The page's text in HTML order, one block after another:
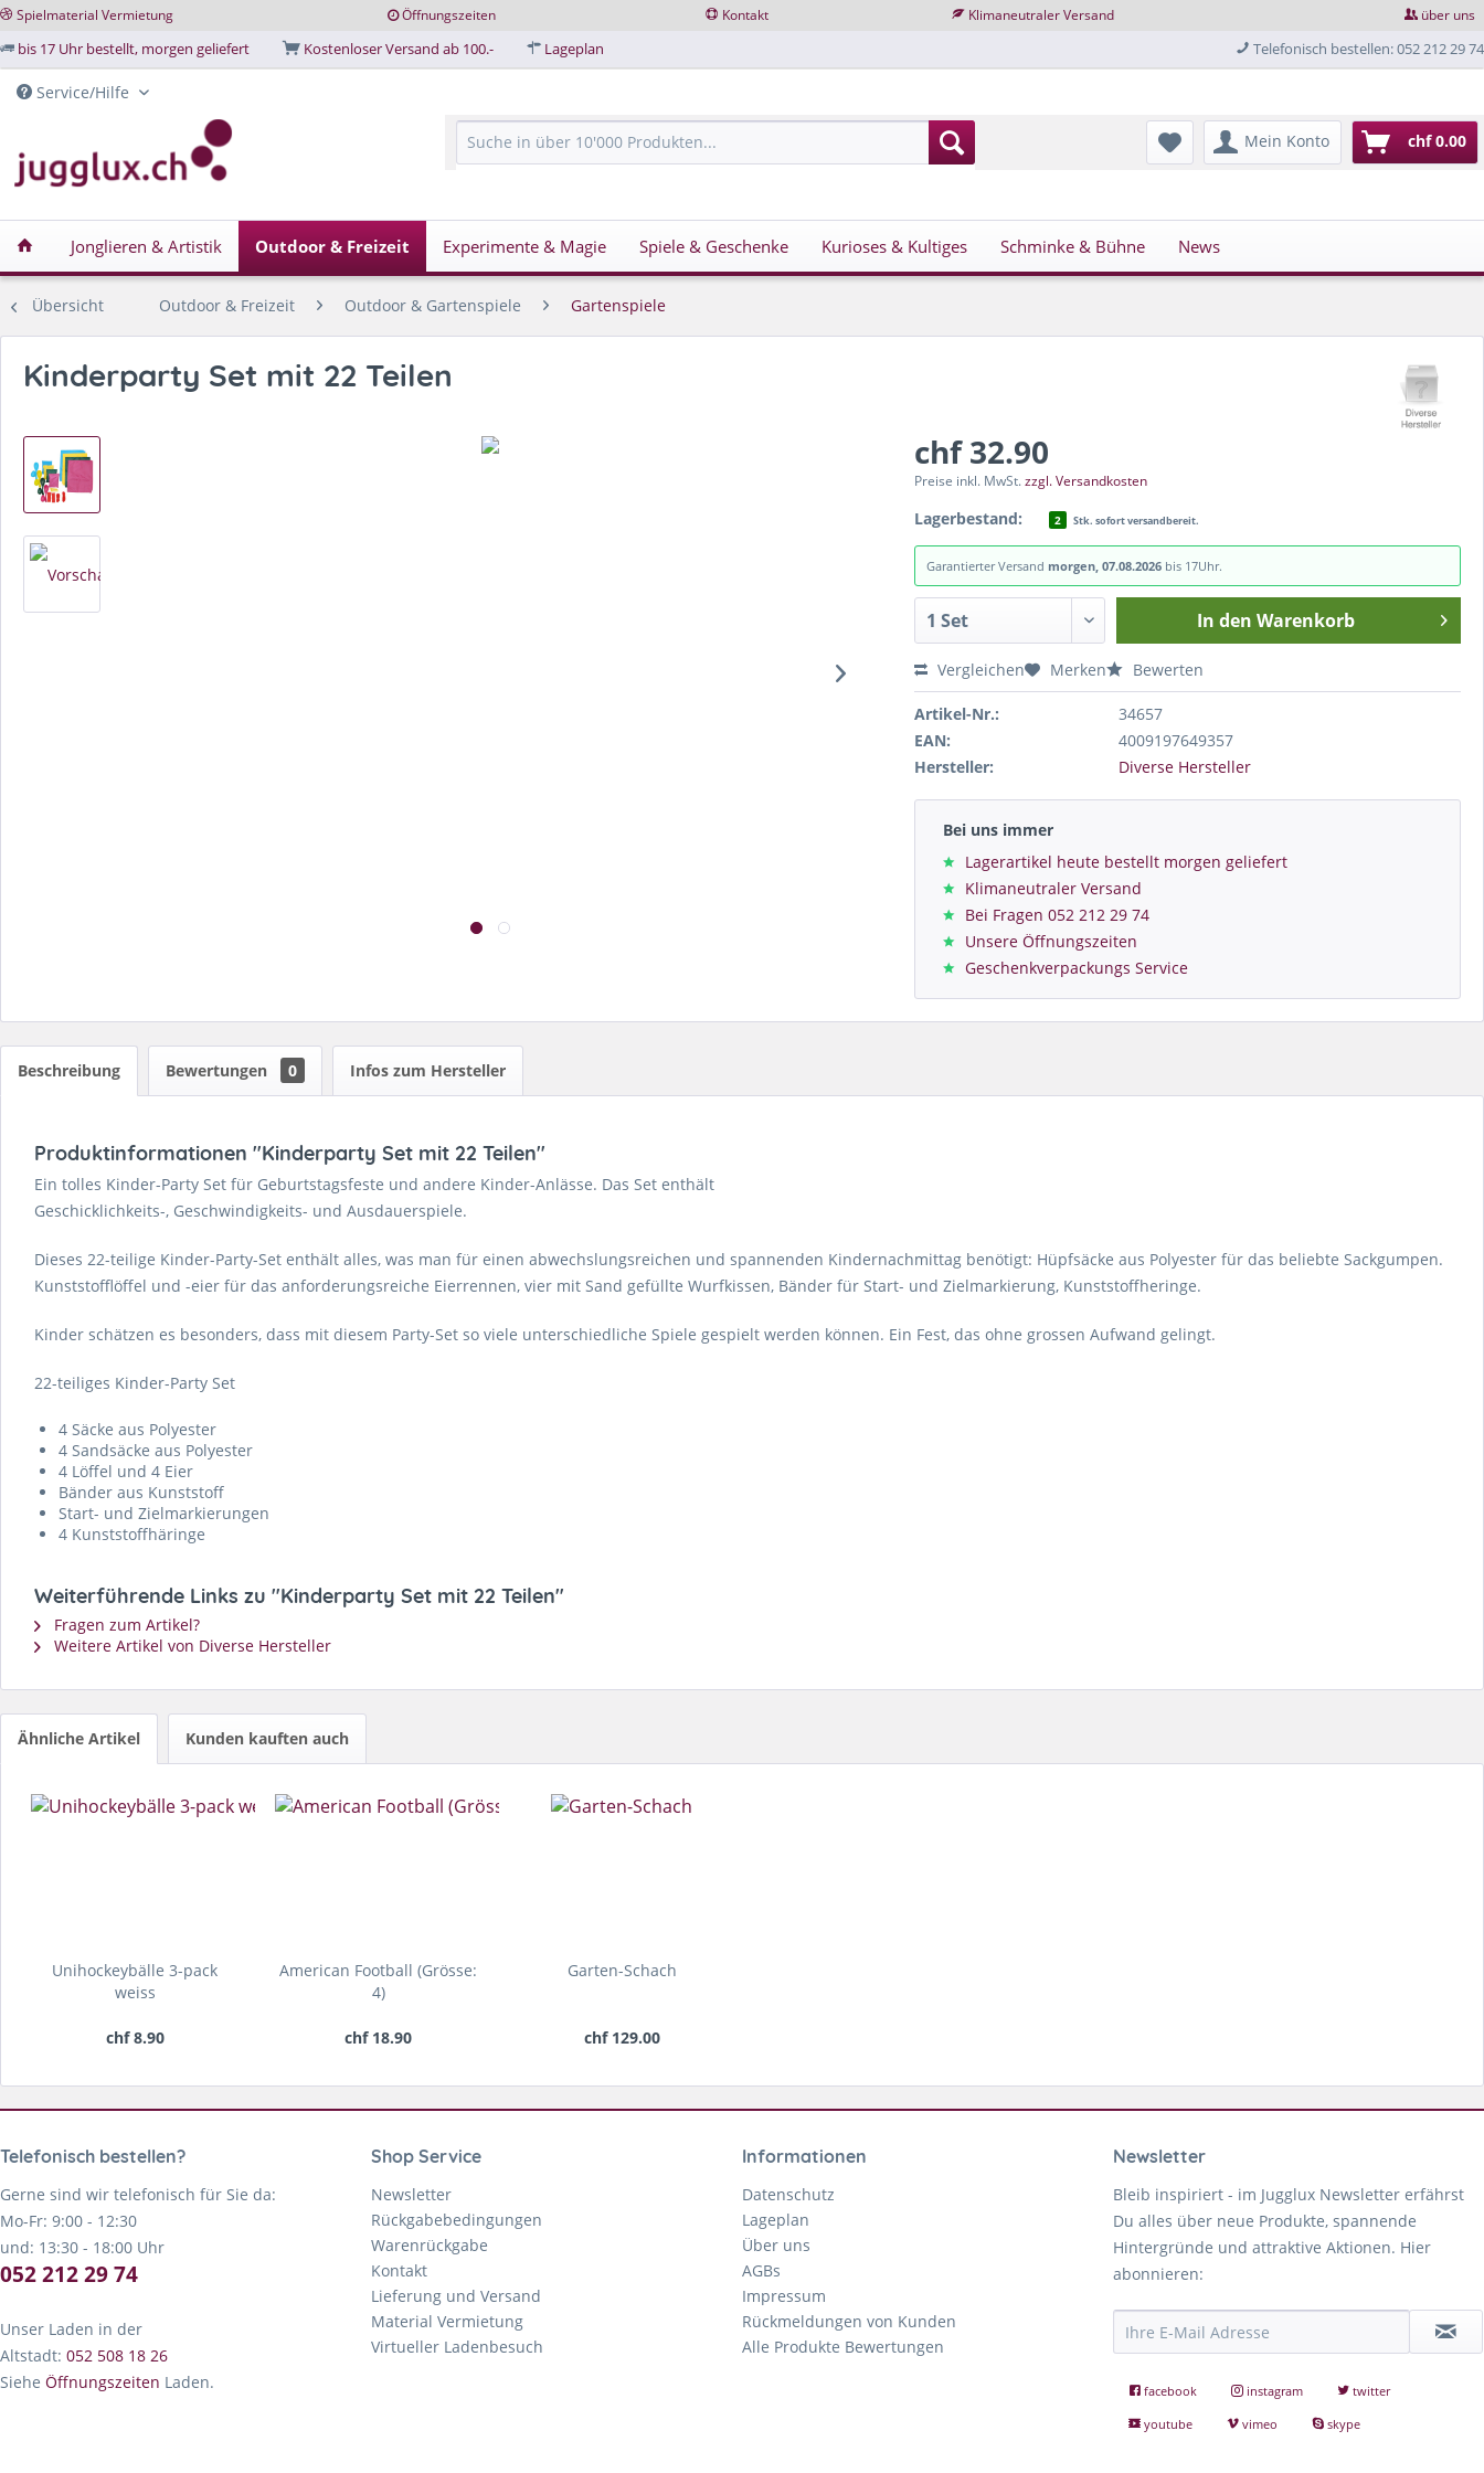
Spielmaterial Vermietung Öffnungszeiten Kontakt Klimaneutraler Versand über uns
bis 17 Uhr bestellt, morgen geliefert Kostenloser Versand ab 100.- Lageplan Telefonisch bestellen: 052 212 29 74
Service/Hilfe
Mein Konto chf 0.00
Jonglieren & Artistik Outdoor & Freizeit Experimente & Magie Spiele & Geschenke Kurioses & Kultiges Schminke & Bühne News
Übersicht Outdoor & Freizeit Outdoor & Gartenspiele Gartenspiele
Kinderparty Set mit 22 Teilen
chf 32.90
Preise inkl. MwSt.zzgl. Versandkosten
Lagerbestand: 2 Stk. sofort versandbereit.
Garantierter Versand morgen, 07.08.2026 bis 17Uhr.
In den Warenkorb
Vergleichen Merken Bewerten
Artikel-Nr.:
34657
EAN:
4009197649357
Hersteller:
Diverse Hersteller
Bei uns immer
Lagerartikel heute bestellt morgen geliefert
Klimaneutraler Versand
Bei Fragen 052 212 29 74
Unsere Öffnungszeiten
Geschenkverpackungs Service
Beschreibung Bewertungen 0 Infos zum Hersteller
Produktinformationen "Kinderparty Set mit 22 Teilen"
Ein tolles Kinder-Party Set für Geburtstagsfeste und andere Kinder-Anlässe. Das Set enthält
Geschicklichkeits-, Geschwindigkeits- und Ausdauerspiele.
Dieses 22-teilige Kinder-Party-Set enthält alles, was man für einen abwechslungsreichen und spannenden Kindernachmittag benötigt: Hüpfsäcke aus Polyester für das beliebte Sackgumpen.
Kunststofflöffel und -eier für das anforderungsreiche Eierrennen, vier mit Sand gefüllte Wurfkissen, Bänder für Start- und Zielmarkierung, Kunststoffheringe.
Kinder schätzen es besonders, dass mit diesem Party-Set so viele unterschiedliche Spiele gespielt werden können. Ein Fest, das ohne grossen Aufwand gelingt.
22-teiliges Kinder-Party Set
4 Säcke aus Polyester
4 Sandsäcke aus Polyester
4 Löffel und 4 Eier
Bänder aus Kunststoff
Start- und Zielmarkierungen
4 Kunststoffhäringe
Weiterführende Links zu "Kinderparty Set mit 22 Teilen"
Fragen zum Artikel?
Weitere Artikel von Diverse Hersteller
Ähnliche Artikel Kunden kauften auch
Unihockeybälle 3-pack
weiss
chf 8.90
American Football (Grösse:
4)
chf 18.90
Garten-Schach
chf 129.00
Telefonisch bestellen?
Gerne sind wir telefonisch für Sie da:
Mo-Fr: 9:00 - 12:30
und: 13:30 - 18:00 Uhr
052 212 29 74
Unser Laden in der
Altstadt: 052 508 18 26
Siehe Öffnungszeiten Laden.
Shop Service
Newsletter
Rückgabebedingungen
Warenrückgabe
Kontakt
Lieferung und Versand
Material Vermietung
Virtueller Ladenbesuch
Informationen
Datenschutz
Lageplan
Über uns
AGBs
Impressum
Rückmeldungen von Kunden
Alle Produkte Bewertungen
Newsletter
Bleib inspiriert - im Jugglux Newsletter erfährst
Du alles über neue Produkte, spannende
Hintergründe und attraktive Aktionen. Hier
abonnieren:
facebook instagram
twitter
youtube
vimeo skype